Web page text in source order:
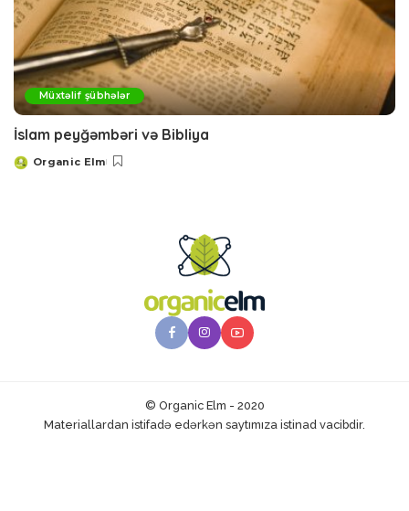
Müxtəlif şübhələr
İslam peyğəmbəri və Bibliya
Posted
Organic Elm
© Organic Elm - 2020
Materiallardan istifadə edərkən saytımıza istinad vacibdir.